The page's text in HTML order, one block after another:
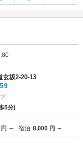
星のうち3.5
玄坂2-20-13
5分)
～ 宿泊 8,000 円 ～